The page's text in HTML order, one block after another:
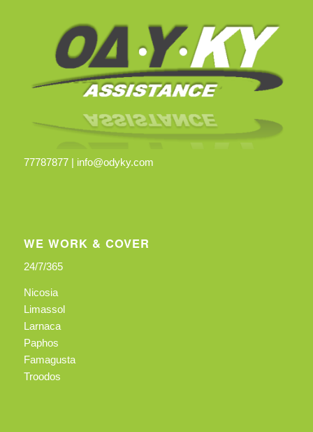
77787877 | info@odyky.com
WE WORK & COVER
24/7/365
Nicosia
Limassol
Larnaca
Paphos
Famagusta
Troodos